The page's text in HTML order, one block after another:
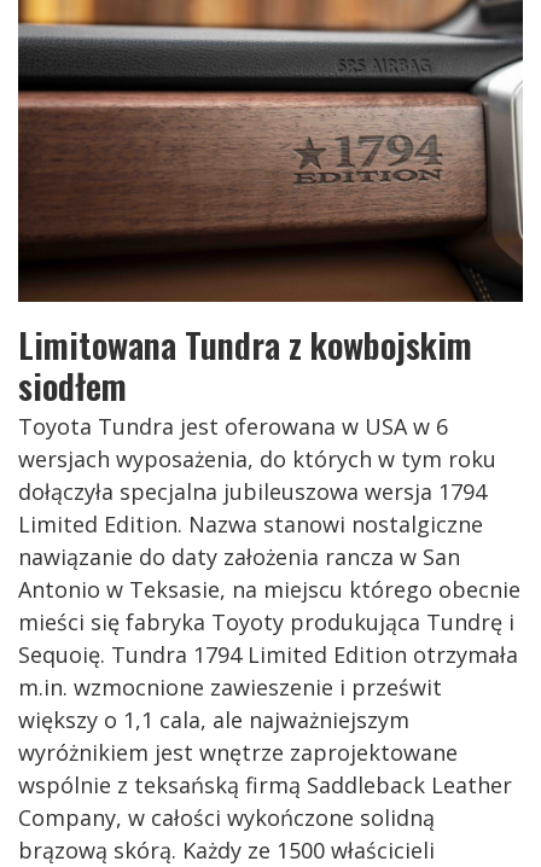
Limitowana Tundra z kowbojskim
siodłem
Toyota Tundra jest oferowana w USA w 6
wersjach wyposażenia, do których w tym roku
dołączyła specjalna jubileuszowa wersja 1794
Limited Edition. Nazwa stanowi nostalgiczne
nawiązanie do daty założenia rancza w San
Antonio w Teksasie, na miejscu którego obecnie
mieści się fabryka Toyoty produkująca Tundrę i
Sequoię. Tundra 1794 Limited Edition otrzymała
m.in. wzmocnione zawieszenie i prześwit
większy o 1,1 cala, ale najważniejszym
wyróżnikiem jest wnętrze zaprojektowane
wspólnie z teksańską firmą Saddleback Leather
Company, w całości wykończone solidną
brązową skórą. Każdy ze 1500 właścicieli